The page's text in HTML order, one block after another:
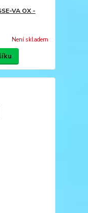
VA OX -
Není skladem